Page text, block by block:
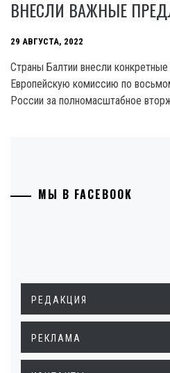
ВНЕСЛИ ВАЖНЫЕ
29 АВГУСТА, 2022
Страны Балтии внесли
Европейскую комиссию по
России за полномасштабное
МЫ В FACEBOOK
РЕДАКЦИЯ
РЕКЛАМА